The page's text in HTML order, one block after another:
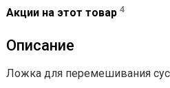
Акции на этот товар 4
Описание
Ложка для перемешивания